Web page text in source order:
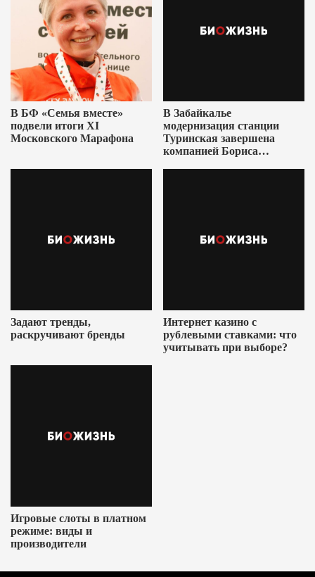
В БФ «Семья вместе»
подвели итоги XI
Московского Марафона
В Забайкалье
модернизация станции
Туринская завершена
компанией Бориса
Задают тренды,
раскручивают бренды
Интернет казино с
рублевыми ставками: что
учитывать при выборе?
Игровые слоты в платном
режиме: виды и
производители